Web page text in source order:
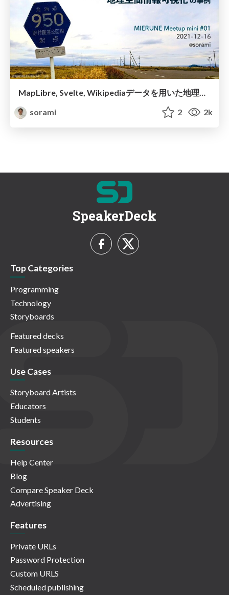
MapLibre, Svelte, Wikipediaデータを用いた地理空間情報可視化の事例 / MIERUNE Meetup mini #01
sorami
2 2k
SpeakerDeck
Top Categories
Programming
Technology
Storyboards
Featured decks
Featured speakers
Use Cases
Storyboard Artists
Educators
Students
Resources
Help Center
Blog
Compare Speaker Deck
Advertising
Features
Private URLs
Password Protection
Custom URLS
Scheduled publishing